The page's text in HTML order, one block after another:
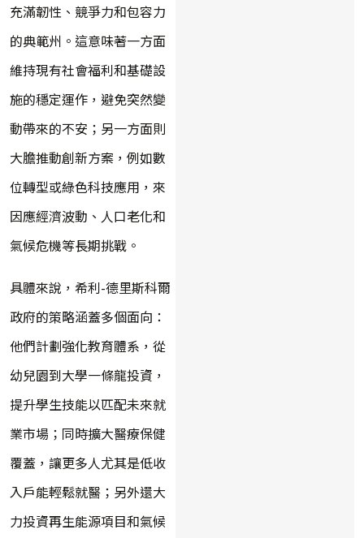
充滿韌性、競爭力和包容力
的典範州。這意味著一方面
維持現有社會福利和基礎設
施的穩定運作，避免突然變
動帶來的不安；另一方面則
大膽推動創新方案，例如數
位轉型或綠色科技應用，來
因應經濟波動、人口老化和
氣候危機等長期挑戰。
具體來說，希利-德里斯科爾
政府的策略涵蓋多個面向：
他們計劃強化教育體系，從
幼兒園到大學一條龍投資，
提升學生技能以匹配未來就
業市場；同時擴大醫療保健
覆蓋，讓更多人尤其是低收
入戶能輕鬆就醫；另外還大
力投資再生能源項目和氣候